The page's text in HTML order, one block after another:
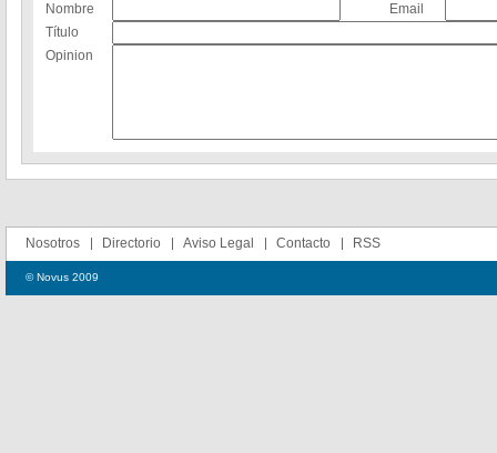
Nombre
Email
Título
Opinion
Nosotros Directorio Aviso Legal Contacto RSS
© Novus 2009